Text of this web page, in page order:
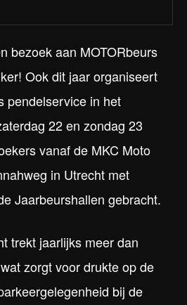
bezoek aan MOTORbeurs
Ook dit jaar organiseert
pendelservice in het
22 en zondag 23
vanaf de MKC Moto
in Utrecht met
Jaarbeurshallen gebracht.
trekt jaarlijks meer dan
zorgt voor drukte op de
bij de